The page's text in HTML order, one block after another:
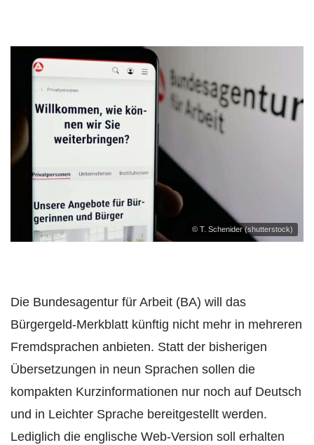
© T. Schenider (shutterstock)
Die Bundesagentur für Arbeit (BA) will das
Bürgergeld-Merkblatt künftig nicht mehr in mehreren
Fremdsprachen anbieten. Statt der bisherigen
Übersetzungen in neun Sprachen sollen die
kompakten Kurzinformationen nur noch auf Deutsch
und in Leichter Sprache bereitgestellt werden.
Lediglich die englische Web-Version soll erhalten